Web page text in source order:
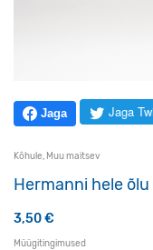
Jaga Jaga
Kõhule, Muu maitsev
Hermanni hele õlu
3,50€
Müügitingimused